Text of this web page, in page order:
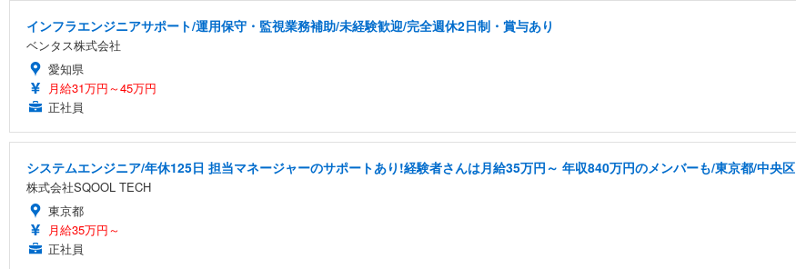
インフラエンジニアサポート/運用保守・監視業務補助/未経験歓迎/完全週休2日制・賞与あり
ベンタス株式会社
愛知県
月給31万円～45万円
正社員
システムエンジニア/年休125日 担当マネージャーのサポートあり!経験者さんは月給35万円～ 年収840万円のメンバーも/東京都/中央区
株式会社SQOOL TECH
東京都
月給35万円～
正社員